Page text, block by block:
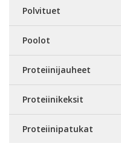
Polvituet
Poolot
Proteiinijauheet
Proteiinikeksit
Proteiinipatukat